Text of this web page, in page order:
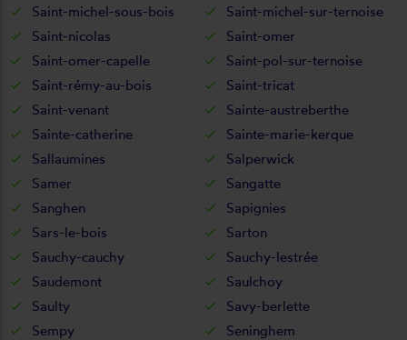
Saint-michel-sous-bois
Saint-michel-sur-ternoise
Saint-nicolas
Saint-omer
Saint-omer-capelle
Saint-pol-sur-ternoise
Saint-rémy-au-bois
Saint-tricat
Saint-venant
Sainte-austreberthe
Sainte-catherine
Sainte-marie-kerque
Sallaumines
Salperwick
Samer
Sangatte
Sanghen
Sapignies
Sars-le-bois
Sarton
Sauchy-cauchy
Sauchy-lestrée
Saudemont
Saulchoy
Saulty
Savy-berlette
Sempy
Seninghem